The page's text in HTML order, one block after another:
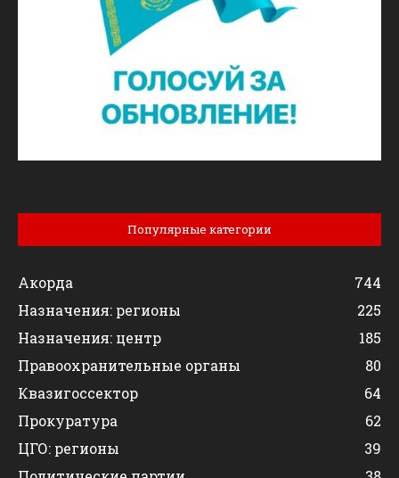
Популярные категории
Акорда
744
Назначения: регионы
225
Назначения: центр
185
Правоохранительные органы
80
Квазигоссектор
64
Прокуратура
62
ЦГО: регионы
39